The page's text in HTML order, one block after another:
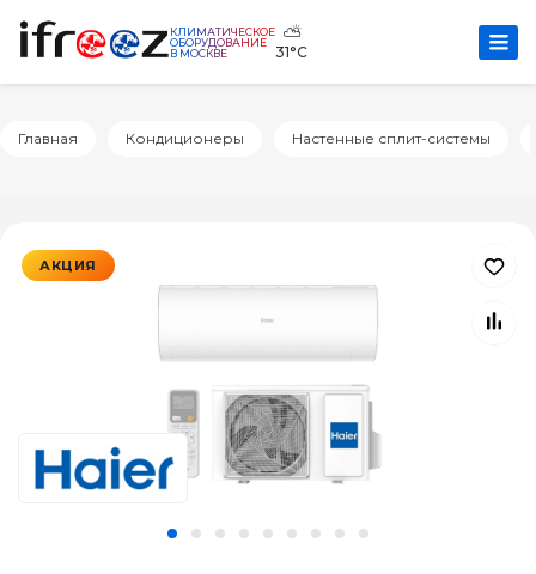
КЛИМАТИЧЕСКОЕ
ОБОРУДОВАНИЕ
В МОСКВЕ
⛅
31°C
Главная Кондиционеры Настенные сплит-системы
АКЦИЯ